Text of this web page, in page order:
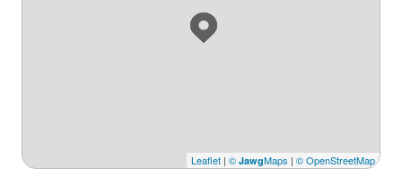
Leaflet | © JawgMaps | © OpenStreetMap